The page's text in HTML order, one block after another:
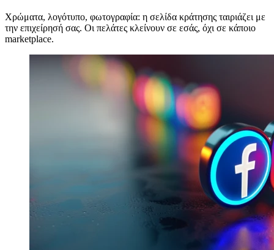
Χρώματα, λογότυπο, φωτογραφία: η σελίδα κράτησης ταιριάζει με
την επιχείρησή σας. Οι πελάτες κλείνουν σε εσάς, όχι σε κάποιο
marketplace.